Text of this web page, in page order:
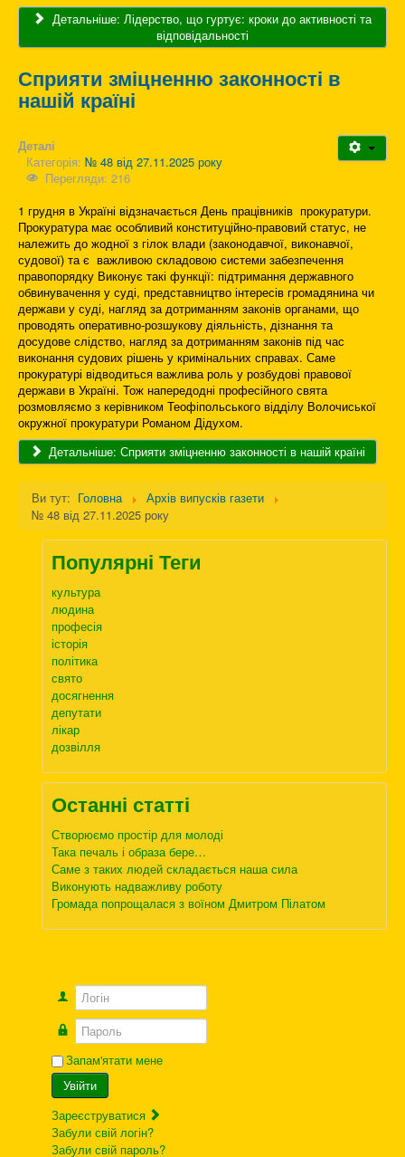
Детальніше: Лідерство, що гуртує: кроки до активності та
відповідальності
Сприяти зміцненню законності в
нашій країні
Деталі
Категорія: № 48 від 27.11.2025 року
Перегляди: 216
1 грудня в Україні відзначається День працівників прокуратури.
Прокуратура має особливий конституційно-правовий статус, не
належить до жодної з гілок влади (законодавчої, виконавчої,
судової) та є важливою складовою системи забезпечення
правопорядку Виконує такі функції: підтримання державного
обвинувачення у суді, представництво інтересів громадянина чи
держави у суді, нагляд за дотриманням законів органами, що
проводять оперативно-розшукову діяльність, дізнання та
досудове слідство, нагляд за дотриманням законів під час
виконання судових рішень у кримінальних справах. Саме
прокуратурі відводиться важлива роль у розбудові правової
держави в Україні. Тож напередодні професійного свята
розмовляємо з керівником Теофіпольського відділу Волочиської
окружної прокуратури Романом Дідухом.
Детальніше: Сприяти зміцненню законності в нашій країні
Ви тут: Головна
Архів випусків газети
№ 48 від 27.11.2025 року
Популярні Теги
культура
людина
професія
історія
політика
свято
досягнення
депутати
лікар
дозвілля
Останні статті
Створюємо простір для молоді
Така печаль і образа бере…
Саме з таких людей складається наша сила
Виконують надважливу роботу
Громада попрощалася з воїном Дмитром Пілатом
Логін
Пароль
Запам'ятати мене
Увійти
Зареєструватися
Забули свій логін?
Забули свій пароль?